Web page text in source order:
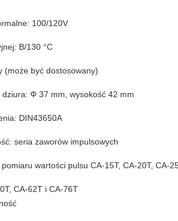
100/120V
B/130 °C
(może być dostosowany)
dziura: Φ 37 mm, wysokość 42 mm
DIN43650A
seria zaworów impulsowych
wartości pulsu CA-15T, CA-20T, CA-
CA-62T i CA-76T